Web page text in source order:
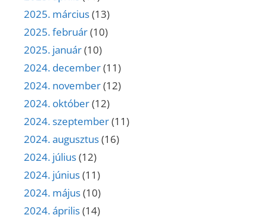
2025. március(13)
2025. február(10)
2025. január(10)
2024. december(11)
2024. november(12)
2024. október(12)
2024. szeptember(11)
2024. augusztus(16)
2024. július(12)
2024. június(11)
2024. május(10)
2024. április(14)